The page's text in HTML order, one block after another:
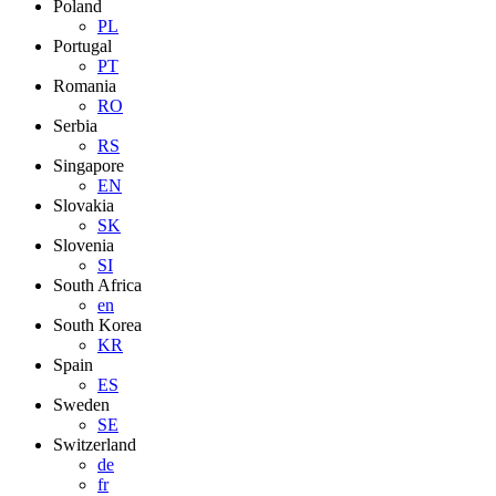
Poland
PL
Portugal
PT
Romania
RO
Serbia
RS
Singapore
EN
Slovakia
SK
Slovenia
SI
South Africa
en
South Korea
KR
Spain
ES
Sweden
SE
Switzerland
de
fr